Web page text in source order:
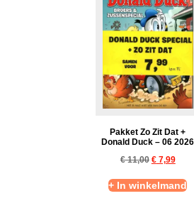
Pakket Zo Zit Dat +
Donald Duck – 06 2026
€11,00 €7,99
+ In winkelmand